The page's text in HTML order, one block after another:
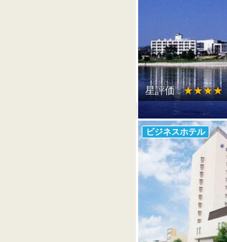
星評価 :★★★★
ビジネスホテル